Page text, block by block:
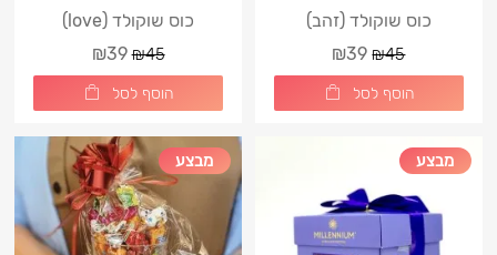
כוס שוקולד (זהב)
₪45
₪39
הוסף לסל
כוס שוקולד (love)
₪45
₪39
הוסף לסל
מבצע מבצע